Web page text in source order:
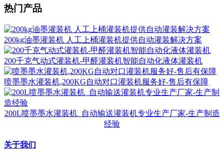
热门产品
200kg油墨灌装机 人工上桶灌装机提供自动灌装解决方案
200千克气动式灌装机-甲醛灌装机智能自动化液体灌装机
喷墨墨水灌装机,200KG自动对口灌装机服务好-售后有保障
200L喷墨墨水灌装机_自动输送灌装机专业生产厂家-生产制造
经验
关于我们